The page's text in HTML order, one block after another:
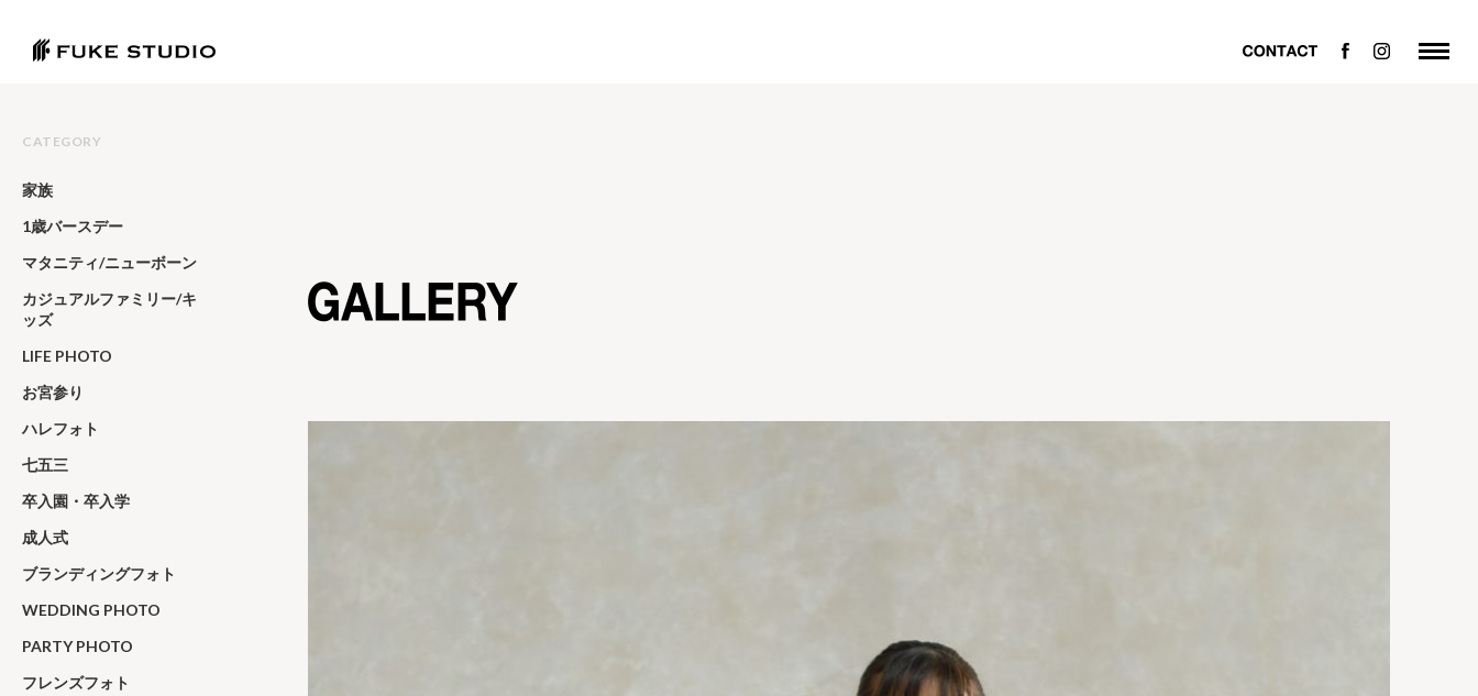
CATEGORY
家族
1歳バースデー
マタニティ/ニューボーン
カジュアルファミリー/キ
ッズ
LIFE PHOTO
お宮参り
ハレフォト
七五三
卒入園・卒入学
成人式
ブランディングフォト
WEDDING PHOTO
PARTY PHOTO
フレンズフォト